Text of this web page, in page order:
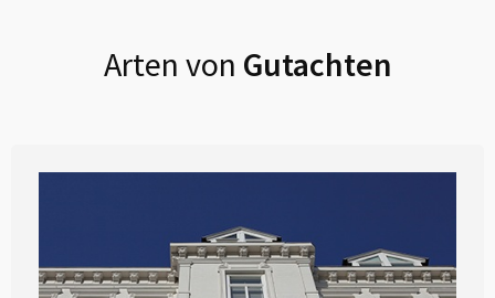
Arten von Gutachten